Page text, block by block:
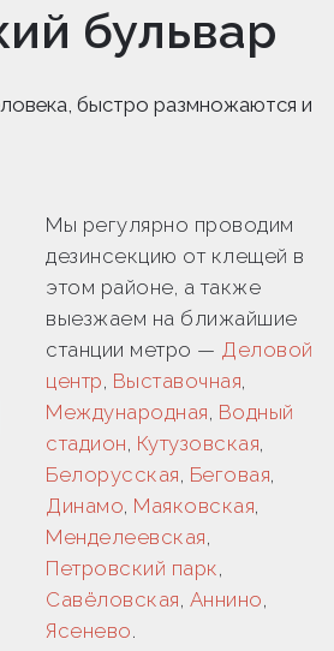
бульвар
быстро размножаются и
Мы регулярно проводим
дезинсекцию от клещей в
этом районе, а также
выезжаем на ближайшие
станции метро — Деловой
центр, Выставочная,
Международная, Водный
стадион, Кутузовская,
Белорусская, Беговая,
Динамо, Маяковская,
Менделеевская,
Петровский парк,
Савёловская, Аннино,
Ясенево.